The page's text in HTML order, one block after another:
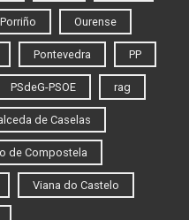
Ourense
Pontevedra PP
PSdeG-PSOE rag
de Caselas
de Compostela
Viana do Castelo